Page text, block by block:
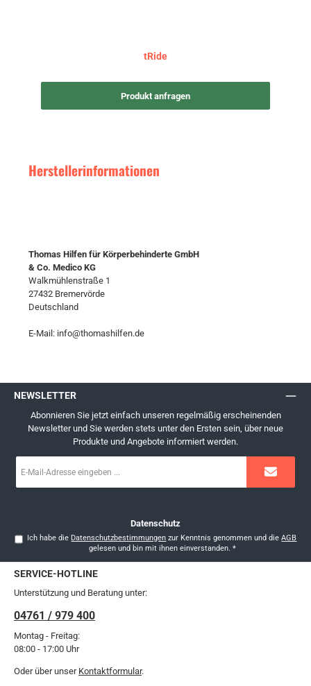
tRide
Produkt anfragen
Herstellerinformationen
Thomas Hilfen für Körperbehinderte GmbH
& Co. Medico KG
Walkmühlenstraße 1
27432 Bremervörde
Deutschland
E-Mail: info@thomashilfen.de
NEWSLETTER
Abonnieren Sie jetzt einfach unseren regelmäßig erscheinenden
Newsletter und Sie werden stets unter den Ersten sein, über neue
Produkte und Angebote informiert werden.
Mail-
Datenschutz
Ich habe die Datenschutzbestimmungen zur Kenntnis genommen und dieAGB
gelesen und bin mit ihnen einverstanden. *
SERVICE-HOTLINE
Unterstützung und Beratung unter:
04761 / 979 400
Montag - Freitag:
08:00 - 17:00 Uhr
Oder über unser Kontaktformular.